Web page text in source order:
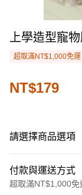
上學造型寵
超取滿NT$1,000免運
NT$179
請選擇商品選項
付款與運送方式
超取滿NT$1,000免